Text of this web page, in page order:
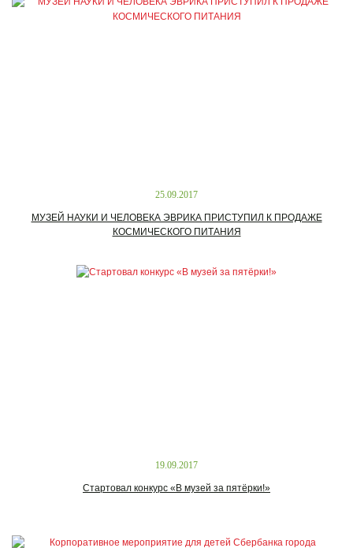
25.09.2017
МУЗЕЙ НАУКИ И ЧЕЛОВЕКА ЭВРИКА ПРИСТУПИЛ К ПРОДАЖЕ
КОСМИЧЕСКОГО ПИТАНИЯ
19.09.2017
Стартовал конкурс «В музей за пятёрки!»